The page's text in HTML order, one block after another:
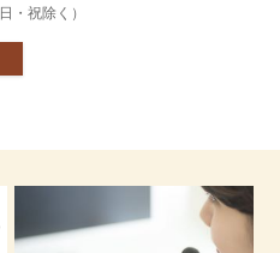
祝除く）